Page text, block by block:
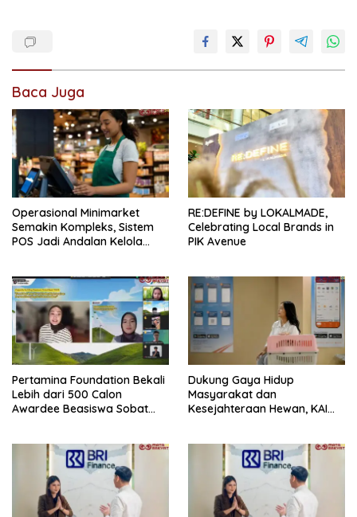
Baca Juga
Operasional Minimarket
Semakin Kompleks, Sistem
POS Jadi Andalan Kelola
RE:DEFINE by LOKALMADE,
Celebrating Local Brands in
PIK Avenue
Pertamina Foundation Bekali
Lebih dari 500 Calon
Awardee Beasiswa Sobat
Dukung Gaya Hidup
Masyarakat dan
Kesejahteraan Hewan, KAI
Semester I 2026